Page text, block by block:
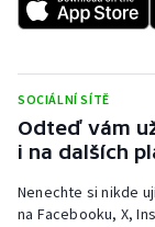
SOCIÁLNÍ SÍTĚ
Odteď vám
i na dalších
Nenechte si nikde
na Facebooku, X,